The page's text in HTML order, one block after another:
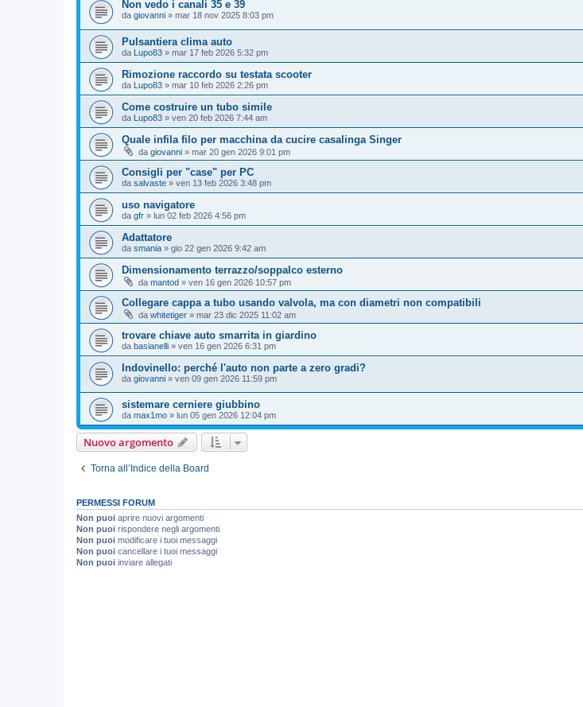
Non vedo i canali 35 e 39
da giovanni » mar 18 nov 2025 8:03 pm
Pulsantiera clima auto
da Lupo83 » mar 17 feb 2026 5:32 pm
Rimozione raccordo su testata scooter
da Lupo83 » mar 10 feb 2026 2:26 pm
Come costruire un tubo simile
da Lupo83 » ven 20 feb 2026 7:44 am
Quale infila filo per macchina da cucire casalinga Singer
da giovanni » mar 20 gen 2026 9:01 pm
Consigli per "case" per PC
da salvaste » ven 13 feb 2026 3:48 pm
uso navigatore
da gfr » lun 02 feb 2026 4:56 pm
Adattatore
da smania » gio 22 gen 2026 9:42 am
Dimensionamento terrazzo/soppalco esterno
da mantod » ven 16 gen 2026 10:57 pm
Collegare cappa a tubo usando valvola, ma con diametri non compatibili
da whitetiger » mar 23 dic 2025 11:02 am
trovare chiave auto smarrita in giardino
da basianelli » ven 16 gen 2026 6:31 pm
Indovinello: perché l'auto non parte a zero gradi?
da giovanni » ven 09 gen 2026 11:59 pm
sistemare cerniere giubbino
da max1mo » lun 05 gen 2026 12:04 pm
Nuovo argomento
Torna all’Indice della Board
PERMESSI FORUM
Non puoi aprire nuovi argomenti
Non puoi rispondere negli argomenti
Non puoi modificare i tuoi messaggi
Non puoi cancellare i tuoi messaggi
Non puoi inviare allegati